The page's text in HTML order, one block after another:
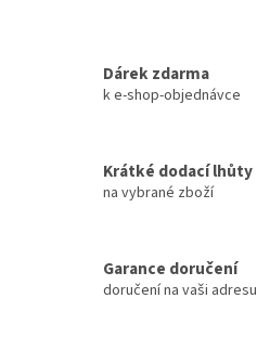
Dárek zdarma
k e-shop-objednávce
Krátké dodací lhůty
na vybrané zboží
Garance doručení
doručení na vaši adresu